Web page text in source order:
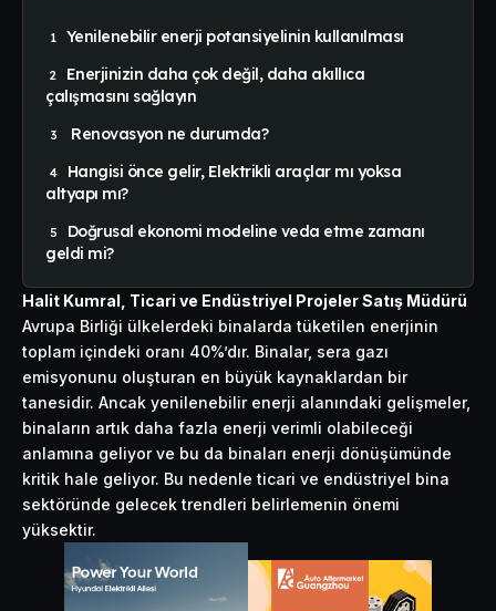
Yenilenebilir enerji potansiyelinin kullanılması
Enerjinizin daha çok değil, daha akıllıca
çalışmasını sağlayın
Renovasyon ne durumda?
Hangisi önce gelir, Elektrikli araçlar mı yoksa
altyapı mı?
Doğrusal ekonomi modeline veda etme zamanı
geldi mi?
Halit Kumral, Ticari ve Endüstriyel Projeler Satış Müdürü
Avrupa Birliği ülkelerdeki binalarda tüketilen enerjinin
toplam içindeki oranı 40%’dır. Binalar, sera gazı
emisyonunu oluşturan en büyük kaynaklardan bir
tanesidir. Ancak yenilenebilir enerji alanındaki gelişmeler,
binaların artık daha fazla enerji verimli olabileceği
anlamına geliyor ve bu da binaları enerji dönüşümünde
kritik hale geliyor. Bu nedenle ticari ve endüstriyel bina
sektöründe gelecek trendleri belirlemenin önemi
yüksektir.